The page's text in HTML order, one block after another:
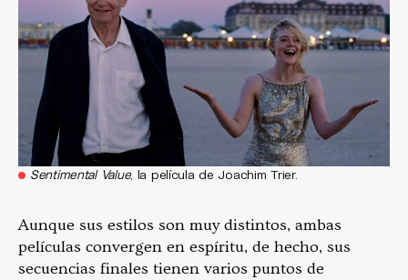
Sentimental Value, la película de Joachim Trier.
Aunque sus estilos son muy distintos, ambas
películas convergen en espíritu, de hecho, sus
secuencias finales tienen varios puntos de